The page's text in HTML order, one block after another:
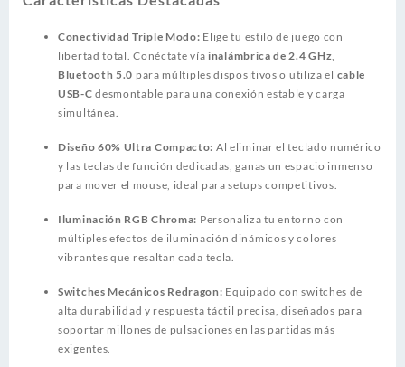
Conectividad Triple Modo: Elige tu estilo de juego con
libertad total. Conéctate vía inalámbrica de 2.4 GHz
Bluetooth 5.0 para múltiples dispositivos o utiliza el cable
USB-C desmontable para una conexión estable y carga
simultánea.
Diseño 60% Ultra Compacto: Al eliminar el teclado numérico
y las teclas de función dedicadas, ganas un espacio inmenso
para mover el mouse, ideal para setups competitivos.
Iluminación RGB Chroma: Personaliza tu entorno con
múltiples efectos de iluminación dinámicos y colores
vibrantes que resaltan cada tecla.
Switches Mecánicos Redragon: Equipado con switches de
alta durabilidad y respuesta táctil precisa, diseñados para
soportar millones de pulsaciones en las partidas más
exigentes.